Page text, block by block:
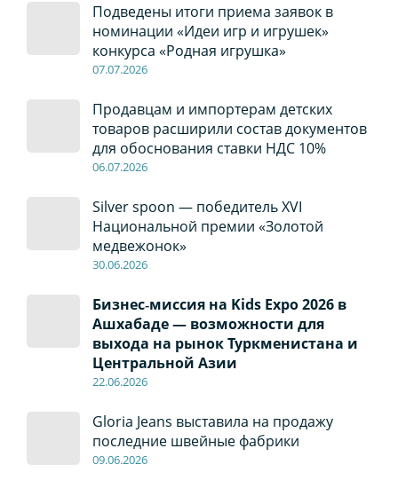
Подведены итоги приема заявок в
номинации «Идеи игр и игрушек»
конкурса «Родная игрушка»
07.07.2026
Продавцам и импортерам детских
товаров расширили состав документов
для обоснования ставки НДС 10%
06.07.2026
Silver spoon — победитель XVI
Национальной премии «Золотой
медвежонок»
30.06.2026
Бизнес‑миссия на Kids Expo 2026 в
Ашхабаде — возможности для
выхода на рынок Туркменистана и
Центральной Азии
22.06.2026
Gloria Jeans выставила на продажу
последние швейные фабрики
09.06.2026